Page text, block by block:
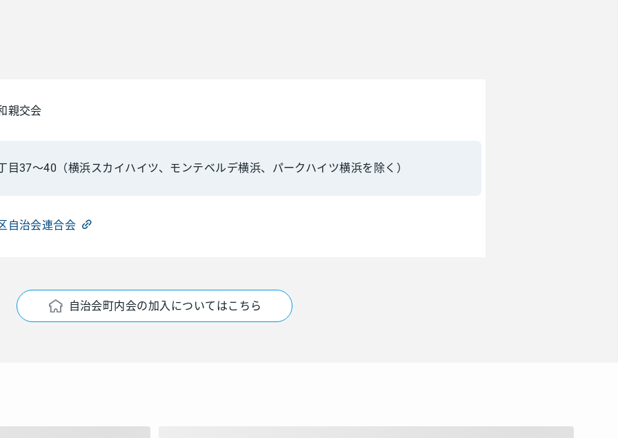
親交会
目37～40（横浜スカイハイツ、モンテベルデ横浜、パークハイツ横浜を除く）
自治会連合会
自治会町内会の加入についてはこちら